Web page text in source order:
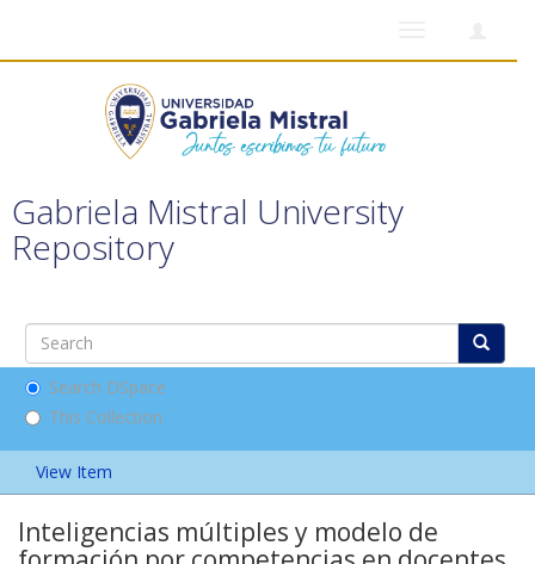
Gabriela Mistral University
Repository
Search DSpace
This Collection
View Item
Inteligencias múltiples y modelo de